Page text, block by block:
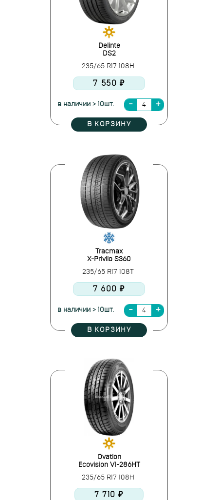
Delinte
DS2
235/65 R17 108H
7 550 ₽
в наличии > 10шт.
В КОРЗИНУ
Tracmax
X-Privilo S360
235/65 R17 108T
7 600 ₽
в наличии > 10шт.
В КОРЗИНУ
Ovation
Ecovision VI-286HT
235/65 R17 108H
7 710 ₽